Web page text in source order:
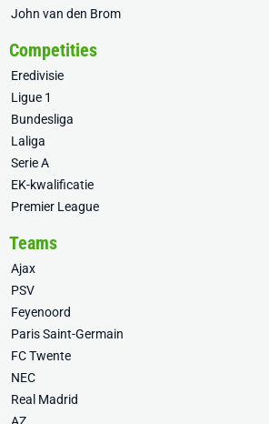
John van den Brom
Competities
Eredivisie
Ligue 1
Bundesliga
Laliga
Serie A
EK-kwalificatie
Premier League
Teams
Ajax
PSV
Feyenoord
Paris Saint-Germain
FC Twente
NEC
Real Madrid